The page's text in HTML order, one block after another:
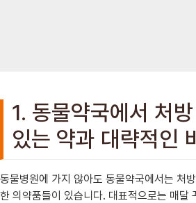
1. 동물약국에서 처
있는 약과 대략적인
동물병원에 가지 않아도 동물약국에서는 처
한 의약품들이 있습니다. 대표적으로는 매달